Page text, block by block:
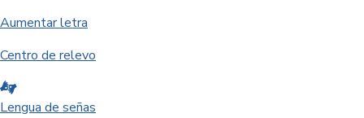
Aumentar letra
Centro de relevo
Lengua de señas